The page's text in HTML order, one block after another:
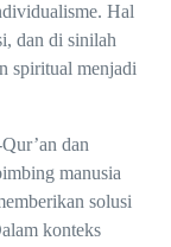
Hal
dan di sinilah
spiritual menjadi
dan
manusia
solusi
konteks